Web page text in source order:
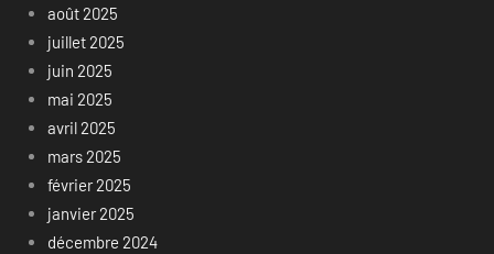
août 2025
juillet 2025
juin 2025
mai 2025
avril 2025
mars 2025
février 2025
janvier 2025
décembre 2024